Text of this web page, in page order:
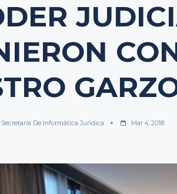
Secretaría De Informática Jurídica Mar 4, 2018